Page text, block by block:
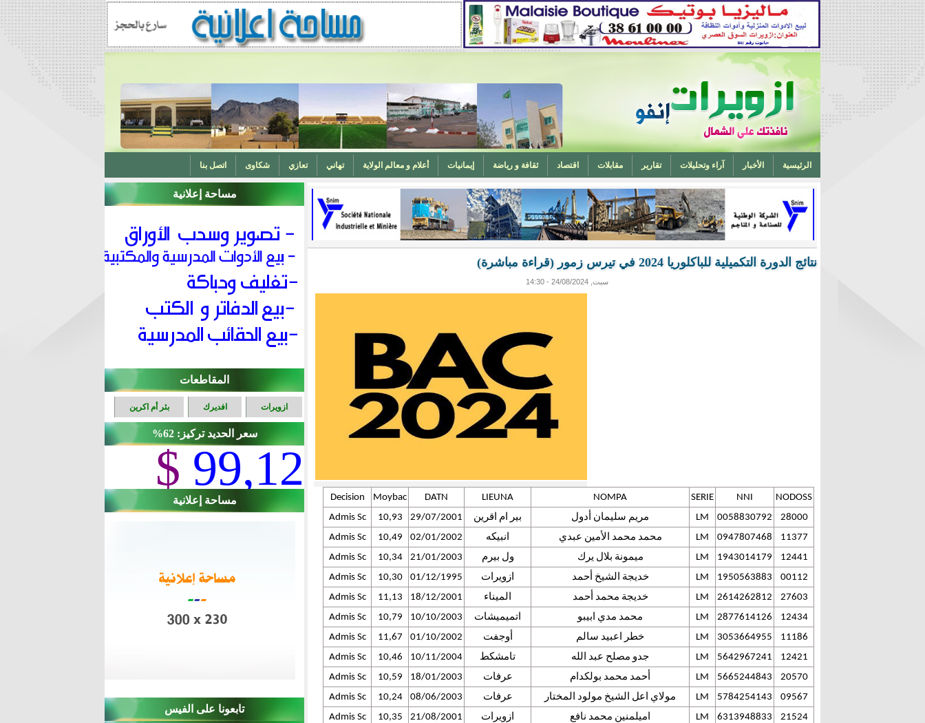
الرئيسية الأخبار آراء وتحليلات تقارير مقابلات اقتصاد ثقافة و رياضة إيمانيات أعلام و معالم الولاية تهاني تعازي شكاوى اتصل بنا
تخرج أحد ابناء ازويرات مهندسا في الهندسة الميكانيكية من المغرب (تهنئة) ه وزارة الشؤون الإسلامية تدعو لتوحيد خطبة الجمعة حول الحرابة مساحة إعلانية
المقاطعات
ازويرات افديرك بئر أم اكرين
سعر الحديد تركيز: 62%
99,12
$
مساحة إعلانية
تابعونا على الفيس
نتائج الدورة التكميلية للباكلوريا 2024 في تيرس زمور (قراءة مباشرة)
سبت, 24/08/2024 - 14:30
NODOSS
NNI
SERIE
NOMPA
LIEUNA
DATN
Moybac
Decision
28000
0058830792
LM مريم سليمان أدول بير ام اقرين 29/07/2001
10,93
Admis Sc
11377
0947807468
LM محمد محمد الأمين عبدي انبيكه 02/01/2002
10,49
Admis Sc
12441
1943014179
LM ميمونة بلال يرك ول بيرم 21/01/2003
10,34
Admis Sc
00112
1950563883
LM خديجة الشيخ أحمد ازويرات 01/12/1995
10,30
Admis Sc
27603
2614262812
LM خديجة محمد أحمد الميناء 18/12/2001
11,13
Admis Sc
12434
2877614126
LM محمد مدي ابيبو اتميميشات 10/10/2003
10,79
Admis Sc
11186
3053664955
LM خطر اعبيد سالم أوجفت 01/10/2002
11,67
Admis Sc
12421
5642967241
LM جدو مصلح عبد الله تامشكط 10/11/2004
10,46
Admis Sc
20570
5665244843
LM أحمد محمد بولكدام عرفات 18/01/2003
10,59
Admis Sc
09567
5784254143
LM مولاي اعل الشيخ مولود المختار عرفات 08/06/2003
10,24
Admis Sc
21524
6313948833
LM اميلمنين محمد نافع ازويرات 21/08/2001
10,35
Admis Sc